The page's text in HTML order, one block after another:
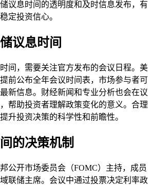
议息时间的透明度和及时信息发布，有
定投资信心。
议息时间
间，需要关注官方发布的会议日程。美
前公布全年会议时间表，市场参与者可
新信息。财经新闻和专业分析也会在议
帮助投资者理解政策变化的意义。合理
升投资决策的科学性和前瞻性。
的决策机制
公开市场委员会（FOMC）主持，成员
联储主席。会议中通过投票决定利率政